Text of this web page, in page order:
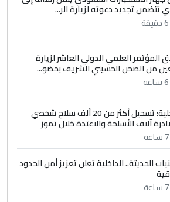
من عصابة علي ماما يسقط
للعراق ومن اصول عريقة
يرد على صدام حسين سل
(نص كامل)
5
من عصابة علي ماما يسقط
للعراق ومن اصول عريقة
يرد على صدام حسين سل
(نص كامل)
تتضمن تجديد دعوته لزيارة الر...
المؤتمر العلمي الدولي العاشر لزيارة
من الصحن الحسيني الشريف بحضو...
الداخلية: تسجيل أكثر من 20 ألف سلاح شخصي
آلاف الأسلحة والاعتدة خلال تموز
الحديثة.. الداخلية تعلن تعزيز أمن الحدود